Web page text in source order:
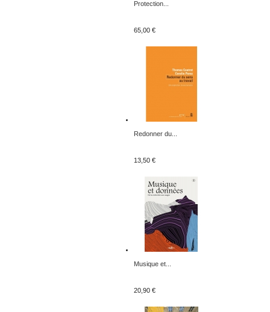
Protection...
65,00 €
Redonner du...
13,50 €
Musique et...
20,90 €